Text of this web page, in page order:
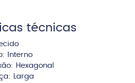
técnicas
Interno
Hexagonal
Larga